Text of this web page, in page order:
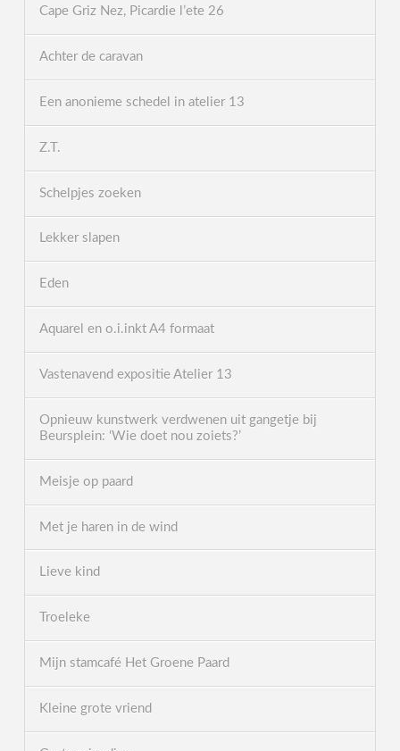
Cape Griz Nez, Picardie l’ete 26
Achter de caravan
Een anonieme schedel in atelier 13
Z.T.
Schelpjes zoeken
Lekker slapen
Eden
Aquarel en o.i.inkt A4 formaat
Vastenavend expositie Atelier 13
Opnieuw kunstwerk verdwenen uit gangetje bij
Beursplein: ‘Wie doet nou zoiets?’
Meisje op paard
Met je haren in de wind
Lieve kind
Troeleke
Mijn stamcafé Het Groene Paard
Kleine grote vriend